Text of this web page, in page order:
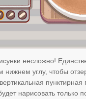
несложно!
нижнем углу, чтобы
пунктирная
нарисовать только